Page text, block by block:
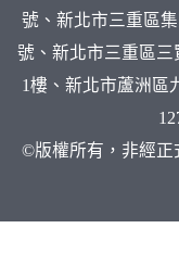
號、新北市三重區
號、新北市三重區三
1樓、新北市蘆洲區
©版權所有，非經正